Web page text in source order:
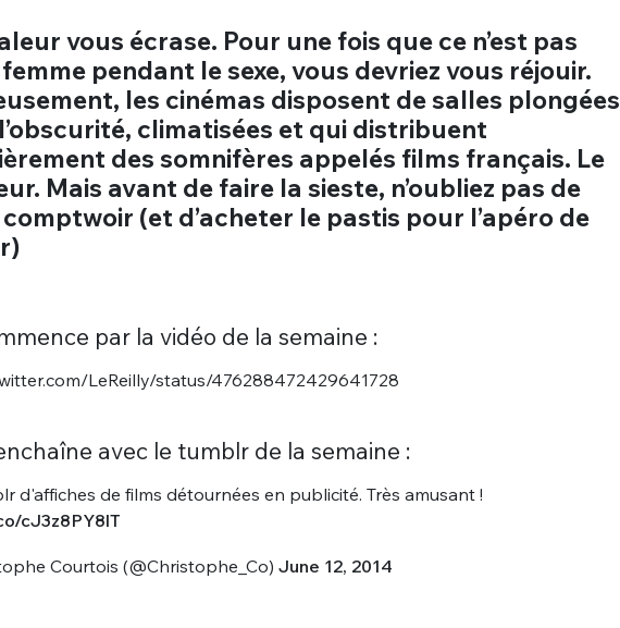
vous écrase. Pour une fois que ce n’est pas
pendant le sexe, vous devriez vous réjouir.
les cinémas disposent de salles plongées
climatisées et qui distribuent
des somnifères appelés films français. Le
Mais avant de faire la sieste, n’oubliez pas de
(et d’acheter le pastis pour l’apéro de
par la vidéo de la semaine :
LeReilly/status/476288472429641728
avec le tumblr de la semaine :
d'affiches de films détournées en publicité. Très amusant !
cJ3z8PY8lT
Courtois (@Christophe_Co) June 12, 2014